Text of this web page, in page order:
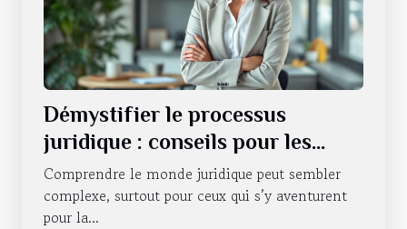
Démystifier le processus
juridique : conseils pour les
novices
Comprendre le monde juridique peut sembler
complexe, surtout pour ceux qui s’y aventurent
pour la...